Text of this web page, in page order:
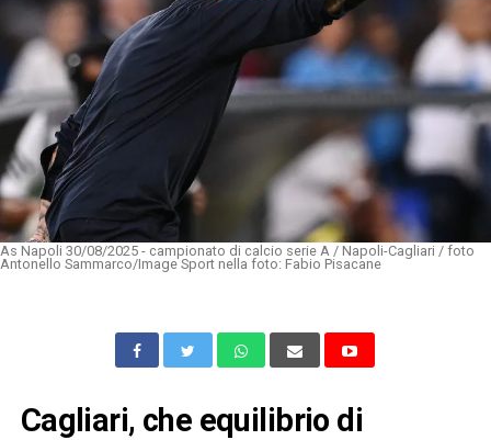
As Napoli 30/08/2025 - campionato di calcio serie A / Napoli-Cagliari / foto
Antonello Sammarco/Image Sport nella foto: Fabio Pisacane
Cagliari, che equilibrio di